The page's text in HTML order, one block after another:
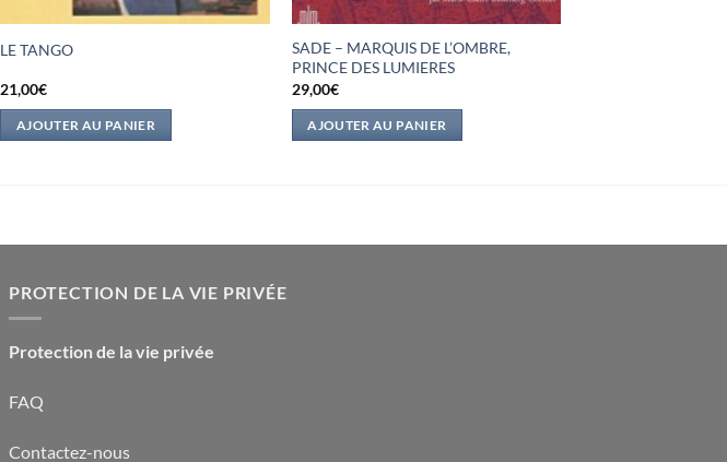
LE TANGO
21,00€
AJOUTER AU PANIER
SADE – MARQUIS DE L’OMBRE,
PRINCE DES LUMIERES
29,00€
AJOUTER AU PANIER
PROTECTION DE LA VIE PRIVÉE
Protection de la vie privée
FAQ
Contactez-nous